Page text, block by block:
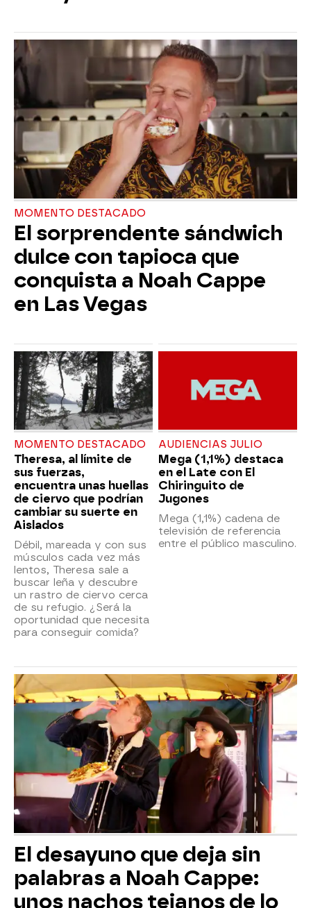
MOMENTO DESTACADO
El sorprendente sándwich
dulce con tapioca que
conquista a Noah Cappe
en Las Vegas
MOMENTO DESTACADO
Theresa, al límite de
sus fuerzas,
encuentra unas huellas
de ciervo que podrían
cambiar su suerte en
Aislados
Débil, mareada y con sus
músculos cada vez más
lentos, Theresa sale a
buscar leña y descubre
un rastro de ciervo cerca
de su refugio. ¿Será la
oportunidad que necesita
para conseguir comida?
AUDIENCIAS JULIO
Mega (1,1%) destaca
en el Late con El
Chiringuito de
Jugones
Mega (1,1%) cadena de
televisión de referencia
entre el público masculino.
El desayuno que deja sin
palabras a Noah Cappe:
unos nachos tejanos de lo